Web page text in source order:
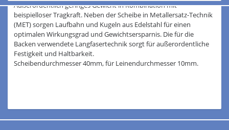
Außerordentlich geringes Gewicht in Kombination mit
beispielloser Tragkraft. Neben der Scheibe in Metallersatz-Technik
(MET) sorgen Laufbahn und Kugeln aus Edelstahl für einen
optimalen Wirkungsgrad und Gewichtsersparnis. Die für die
Backen verwendete Langfasertechnik sorgt für außerordentliche
Festigkeit und Haltbarkeit.
Scheibendurchmesser 40mm, für Leinendurchmesser 10mm.